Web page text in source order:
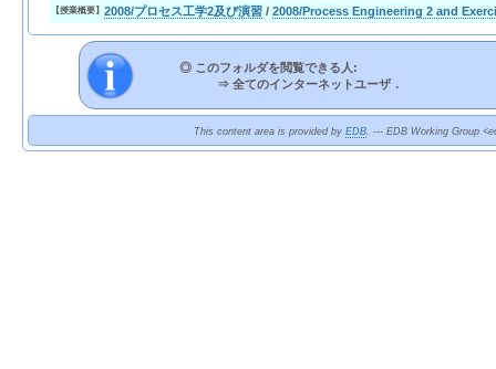
【授業概要】 2008/プロセス工学2及び演習 / 2008/Process Engineering 2 and
◎ このフォルダを閲覧できる人:
⇒ 全てのインターネットユーザ．
This content area is provided by EDB. --- EDB Working Group